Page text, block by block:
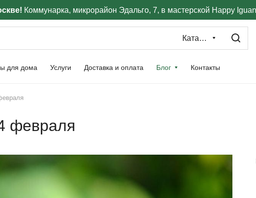
Коммунарка, микрорайон Эдальго, 7, в мастерской Happy
Каталог
для дома Услуги Доставка и оплата Блог Контакты
февраля